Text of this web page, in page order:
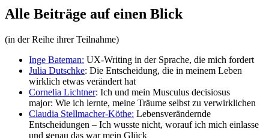
Alle Beiträge auf einen Blick
(in der Reihe ihrer Teilnahme)
Inge Bateman: UX-Writing in der Sprache, die mich fordert
Julia Dutschke: Die Entscheidung, die in meinem Leben
wirklich etwas verändert hat
Cornelia Lichtner: Ich und mein Musculus decisiosus
major: Wie ich lernte, meine Träume selbst zu verwirklichen
Claudia Stellmacher-Köthe: Lebensverändernde
Entscheidungen – Ich wusste nicht, worauf ich mich einlasse
und genau das war mein Glück